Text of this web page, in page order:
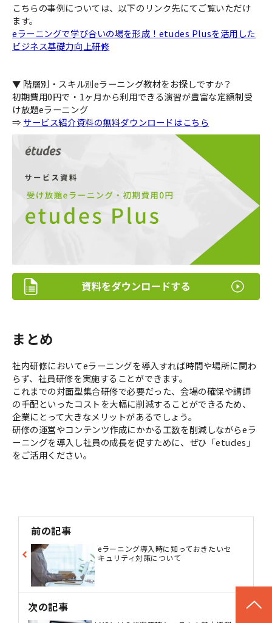
こちらの事例については、以下のリンク先にてご覧いただけ
ます。
eラーニングで学び合いの場を形成！etudes Plusを活用した
ビジネス基礎力向上研修
▼ 階層別・スキル別eラーニング教材をお探しですか？
初期費用0円で・1ヶ月から利用できる演習が豊富な定額制受
け放題eラーニング
⇒ サービス紹介資料の無料ダウンロードはこちら
まとめ
社内研修においてeラーニングを導入すれば時間や場所に関わ
らず、社員研修を実施することができます。
これまでの対面型集合研修で必要だった、会場の確保や講師
の手配といったコストを大幅に削減することができるため、
企業にとって大きなメリットがあるでしょう。
研修の運営やコンテンツ作成にかかる工数を削減しながらeラ
ーニングを導入し社員の成長を促すために、ぜひ「etudes」
をご活用ください。
前の記事
eラーニング導入時に知っておきたいセ
キュリティ対策について
次の記事